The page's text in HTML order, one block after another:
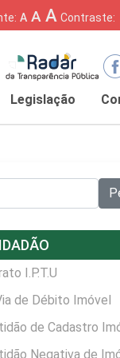
A A A Contraste:
Legislação
I.P.T.U
de Débito Imóvel
de Cadastro
Negativa de